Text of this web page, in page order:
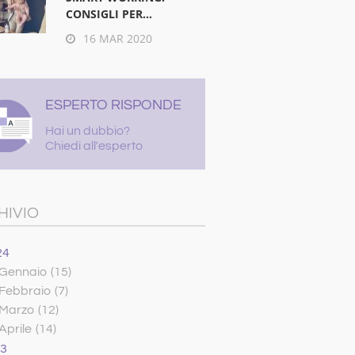
CONSIGLI PER...
16 MAR 2020
ESPERTO RISPONDE
Hai un dubbio?
Chiedi all'esperto
(15)
(7)
(12)
(14)